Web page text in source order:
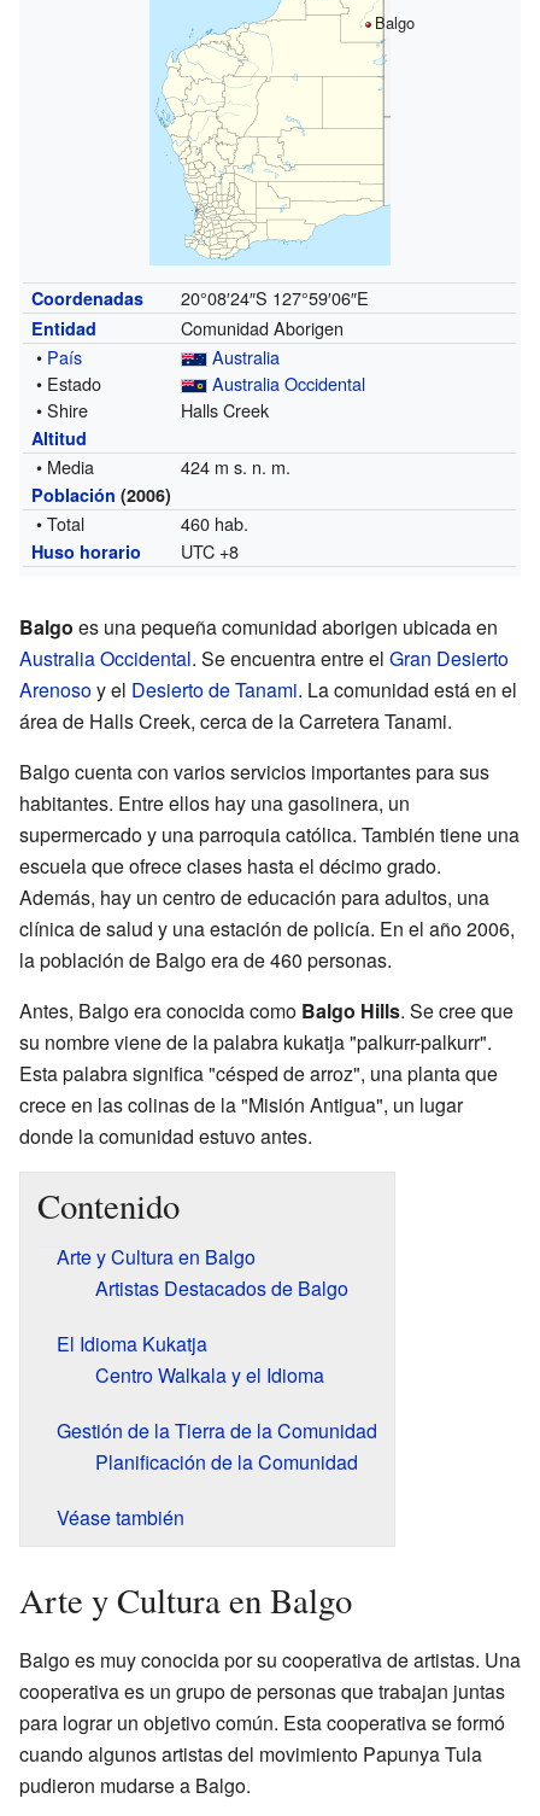
Balgo
Coordenadas 20°08′24″S 127°59′06″E
Entidad
Comunidad Aborigen
• País
Australia
• Estado
Australia Occidental
• Shire
Halls Creek
Altitud
• Media 424 m s. n. m.
Población (2006)
• Total 460 hab.
Huso horario UTC +8
Balgo es una pequeña comunidad aborigen ubicada en
Australia Occidental. Se encuentra entre el Gran Desierto
Arenosoy el Desierto de Tanami. La comunidad está en el
área de Halls Creek, cerca de la Carretera Tanami.
Balgo cuenta con varios servicios importantes para sus
habitantes. Entre ellos hay una gasolinera, un
supermercado y una parroquia católica. También tiene una
escuela que ofrece clases hasta el décimo grado.
Además, hay un centro de educación para adultos, una
clínica de salud y una estación de policía. En el año 2006,
la población de Balgo era de 460 personas.
Antes, Balgo era conocida como Balgo Hills. Se cree que
su nombre viene de la palabra kukatja "palkurr-palkurr".
Esta palabra significa "césped de arroz", una planta que
crece en las colinas de la "Misión Antigua", un lugar
donde la comunidad estuvo antes.
Contenido
Arte y Cultura en Balgo
Artistas Destacados de Balgo
El Idioma Kukatja
Centro Walkala y el Idioma
Gestión de la Tierra de la Comunidad
Planificación de la Comunidad
Véase también
Arte y Cultura en Balgo
Balgo es muy conocida por su cooperativa de artistas. Una
cooperativa es un grupo de personas que trabajan juntas
para lograr un objetivo común. Esta cooperativa se formó
cuando algunos artistas del movimiento Papunya Tula
pudieron mudarse a Balgo.